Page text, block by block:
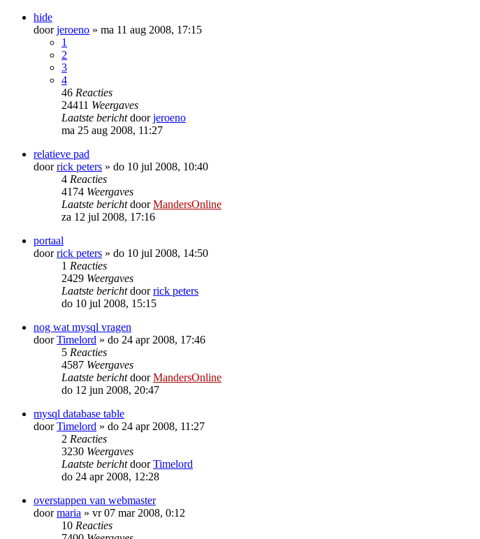
hide
doorjeroeno » ma 11 aug 2008, 17:15
1
2
3
4
46 Reacties
24411 Weergaves
Laatste berichtdoorjeroeno
ma 25 aug 2008, 11:27
relatieve pad
doorrick peters » do 10 jul 2008, 10:40
4 Reacties
4174 Weergaves
Laatste berichtdoorMandersOnline
za 12 jul 2008, 17:16
portaal
doorrick peters » do 10 jul 2008, 14:50
1 Reacties
2429 Weergaves
Laatste berichtdoorrick peters
do 10 jul 2008, 15:15
nog wat mysql vragen
doorTimelord » do 24 apr 2008, 17:46
5 Reacties
4587 Weergaves
Laatste berichtdoorMandersOnline
do 12 jun 2008, 20:47
mysql database table
doorTimelord » do 24 apr 2008, 11:27
2 Reacties
3230 Weergaves
Laatste berichtdoorTimelord
do 24 apr 2008, 12:28
overstappen van webmaster
doormaria » vr 07 mar 2008, 0:12
10 Reacties